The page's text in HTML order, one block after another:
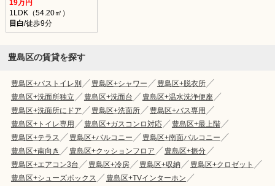
19万円
1LDK（54.20㎡）
目白/徒歩9分
豊島区の賃貸を探す
豊島区+バストイレ別 豊島区+シャワー
豊島区+脱衣所
豊島区+洗面所独立
豊島区+洗面台
豊島区+温水洗浄便座
豊島区+洗面所にドア
豊島区+洗面所
豊島区+バス専用
豊島区+トイレ専用
豊島区+ガスコンロ対応
豊島区+最上階
豊島区+テラス
豊島区+バルコニー
豊島区+南面バルコニー
豊島区+南向き
豊島区+クッションフロア
豊島区+振分
豊島区+エアコン3台
豊島区+冷房 豊島区+収納
豊島区+クロゼット
豊島区+シューズボックス
豊島区+TVインターホン